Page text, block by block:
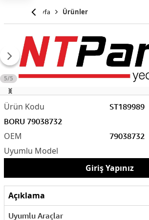
Anasayfa Ürünler
5/5
ST189989
79038732
BORU 79038732
Giriş Yapınız
Açıklama
Uyumlu Araçlar